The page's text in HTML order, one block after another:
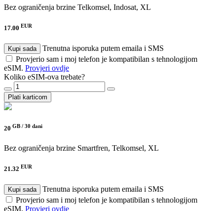
Bez ograničenja brzine Telkomsel, Indosat, XL
17.00 EUR
Kupi sada
Trenutna isporuka putem emaila i SMS
Provjerio sam i moj telefon je kompatibilan s tehnologijom
eSIM. Provjeri ovdje
Koliko eSIM-ova trebate?
Plati karticom
20 GB / 30 dani
Bez ograničenja brzine Smartfren, Telkomsel, XL
21.32 EUR
Kupi sada
Trenutna isporuka putem emaila i SMS
Provjerio sam i moj telefon je kompatibilan s tehnologijom
eSIM. Provjeri ovdje